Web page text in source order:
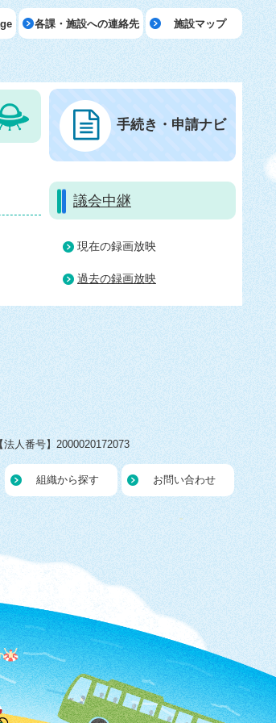
各課・施設への連絡先 施設マップ
手続き・申請ナビ
議会中継
現在の録画放映
過去の録画放映
人番号】2000020172073
組織から探す お問い合わせ